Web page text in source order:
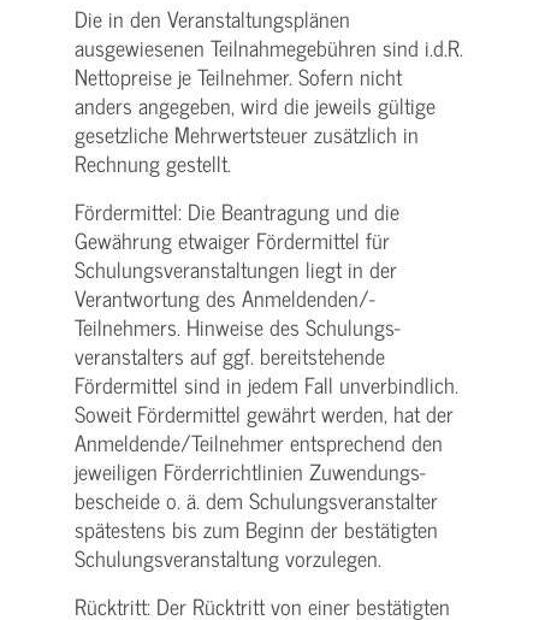
Die in den Veranstaltungsplänen
ausgewiesenen Teilnahmegebühren sind i.d.R.
Nettopreise je Teilnehmer. Sofern nicht
anders angegeben, wird die jeweils gültige
gesetzliche Mehrwertsteuer zusätzlich in
Rechnung gestellt.
Fördermittel: Die Beantragung und die
Gewährung etwaiger Fördermittel für
Schulungs­veranstaltungen liegt in der
Verantwortung des Anmeldenden/­
Teilnehmers. Hinweise des Schulungs­
veranstalters auf ggf. bereitstehende
Fördermittel sind in jedem Fall unverbindlich.
Soweit Fördermittel gewährt werden, hat der
Anmeldende/­Teilnehmer entsprechend den
jeweiligen Förderrichtlinien Zuwendungs­
bescheide o. ä. dem Schulungs­veranstalter
spätestens bis zum Beginn der bestätigten
Schulungs­veranstaltung vorzulegen.
Rücktritt: Der Rücktritt von einer bestätigten